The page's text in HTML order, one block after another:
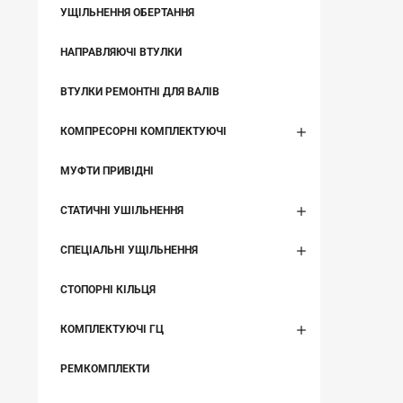
УЩІЛЬНЕННЯ ОБЕРТАННЯ
НАПРАВЛЯЮЧІ ВТУЛКИ
ВТУЛКИ РЕМОНТНІ ДЛЯ ВАЛІВ
КОМПРЕСОРНІ КОМПЛЕКТУЮЧІ
МУФТИ ПРИВІДНІ
СТАТИЧНІ УШІЛЬНЕННЯ
СПЕЦІАЛЬНІ УЩІЛЬНЕННЯ
СТОПОРНІ КІЛЬЦЯ
КОМПЛЕКТУЮЧІ ГЦ
РЕМКОМПЛЕКТИ